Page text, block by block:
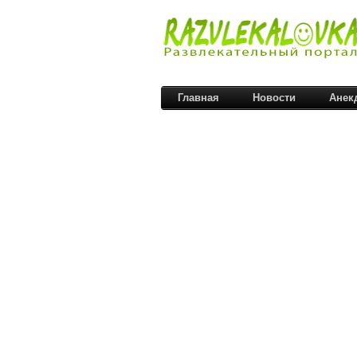
Главная Новости